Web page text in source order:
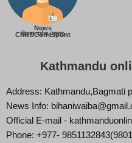
News
Chief/Correspont
बिज्ञान वाईबा (ममता)
Kathmandu
Address: Kathmandu,Bagmati
News Info:
Official E-mail -
Phone: +977-